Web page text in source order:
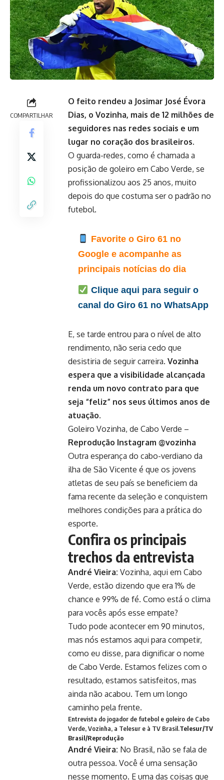
COMPARTILHAR
O feito rendeu a Josimar José Évora
Dias, o Vozinha, mais de 12 milhões de
seguidores nas redes sociais e um
lugar no coração dos brasileiros.
O guarda-redes, como é chamada a
posição de goleiro em Cabo Verde, se
profissionalizou aos 25 anos, muito
depois do que costuma ser o padrão no
futebol.
Favorite o Giro 61 no
Google e acompanhe as
principais notícias do dia
Clique aqui para seguir o
canal do Giro 61 no WhatsApp
E, se tarde entrou para o nível de alto
rendimento, não seria cedo que
desistiria de seguir carreira. Vozinha
espera que a visibilidade alcançada
renda um novo contrato para que
seja “feliz” nos seus últimos anos de
atuação.
Goleiro Vozinha, de Cabo Verde –
Reprodução Instagram @vozinha
Outra esperança do cabo-verdiano da
ilha de São Vicente é que os jovens
atletas de seu país se beneficiem da
fama recente da seleção e conquistem
melhores condições para a prática do
esporte.
Confira os principais
trechos da entrevista
André Vieira: Vozinha, aqui em Cabo
Verde, estão dizendo que era 1% de
chance e 99% de fé. Como está o clima
para vocês após esse empate?
Tudo pode acontecer em 90 minutos,
mas nós estamos aqui para competir,
como eu disse, para dignificar o nome
de Cabo Verde. Estamos felizes com o
resultado, estamos satisfeitos, mas
ainda não acabou. Tem um longo
caminho pela frente.
Entrevista do jogador de futebol e goleiro de Cabo
Verde, Vozinha, a Telesur e à TV Brasil.Telesur/TV
Brasil/Reprodução
André Vieira: No Brasil, não se fala de
outra pessoa. Você é uma sensação
nesse momento. E uma das coisas que